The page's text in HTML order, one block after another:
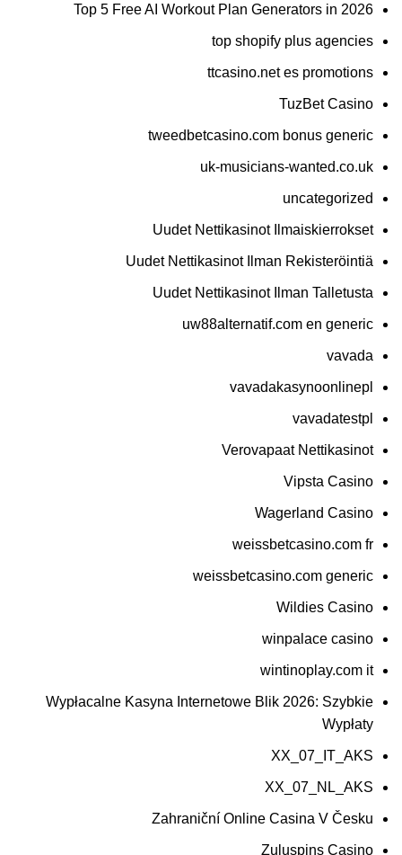
Top 5 Free AI Workout Plan Generators in 2026
top shopify plus agencies
ttcasino.net es promotions
TuzBet Casino
tweedbetcasino.com bonus generic
uk-musicians-wanted.co.uk
uncategorized
Uudet Nettikasinot Ilmaiskierrokset
Uudet Nettikasinot Ilman Rekisteröintiä
Uudet Nettikasinot Ilman Talletusta
uw88alternatif.com en generic
vavada
vavadakasynoonlinepl
vavadatestpl
Verovapaat Nettikasinot
Vipsta Casino
Wagerland Casino
weissbetcasino.com fr
weissbetcasino.com generic
Wildies Casino
winpalace casino
wintinoplay.com it
Wypłacalne Kasyna Internetowe Blik 2026: Szybkie
Wypłaty
XX_07_IT_AKS
XX_07_NL_AKS
Zahraniční Online Casina V Česku
Zuluspins Casino